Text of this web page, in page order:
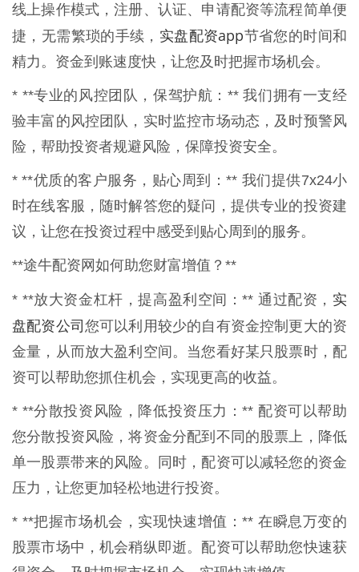
线上操作模式，注册、认证、申请配资等流程简单便
捷，无需繁琐的手续， 实盘配资app节省您的时间和
精力。资金到账速度快，让您及时把握市场机会。
* **专业的风控团队，保驾护航：** 我们拥有一支经
验丰富的风控团队，实时监控市场动态，及时预警风
险，帮助投资者规避风险，保障投资安全。
* **优质的客户服务，贴心周到：** 我们提供7x24小
时在线客服，随时解答您的疑问，提供专业的投资建
议，让您在投资过程中感受到贴心周到的服务。
**途牛配资网如何助您财富增值？**
* **放大资金杠杆，提高盈利空间：** 通过配资， 实
盘配资公司您可以利用较少的自有资金控制更大的资
金量，从而放大盈利空间。当您看好某只股票时，配
资可以帮助您抓住机会，实现更高的收益。
* **分散投资风险，降低投资压力：** 配资可以帮助
您分散投资风险，将资金分配到不同的股票上，降低
单一股票带来的风险。同时，配资可以减轻您的资金
压力，让您更加轻松地进行投资。
* **把握市场机会，实现快速增值：** 在瞬息万变的
股票市场中，机会稍纵即逝。配资可以帮助您快速获